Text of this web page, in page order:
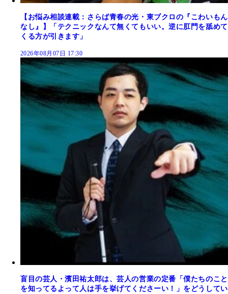
【お悩み相談連載：さらば青春の光・東ブクロの『こわいもん
なし』】「テクニックなんて無くてもいい。逆に肛門を舐めて
くる方が引きます」
2026年08月07日 17:30
盲目の芸人・濱田祐太郎は、芸人の営業の定番「僕たちのこと
を知ってるよって人は手を挙げてくださーい！」をどうしてい